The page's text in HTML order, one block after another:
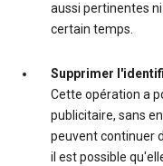
aussi pertinentes
certain temps.
Supprimer
Cette opération a
publicitaire, sans
peuvent continuer
il est possible